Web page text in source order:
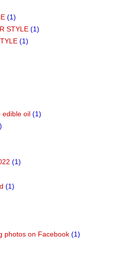
(1)
STYLE (1)
(1)
edible oil (1)
(1)
(1)
photos on Facebook (1)